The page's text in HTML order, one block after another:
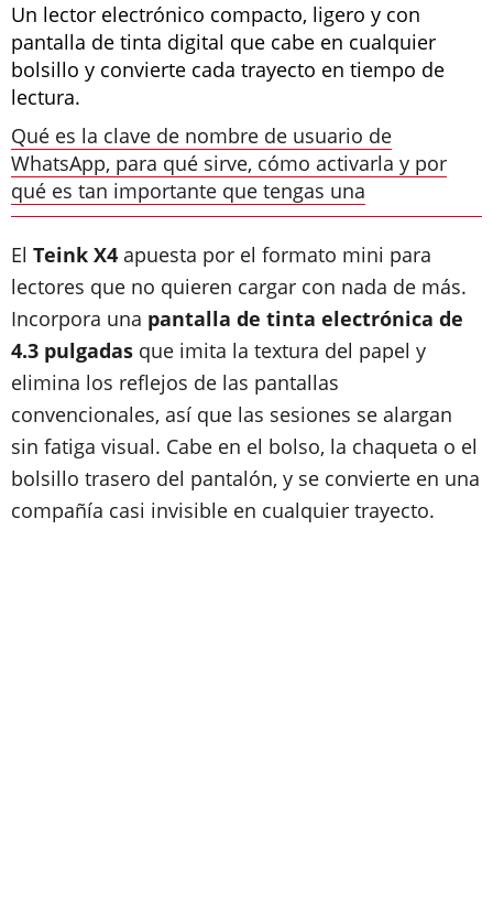
Un lector electrónico compacto, ligero y con
pantalla de tinta digital que cabe en cualquier
bolsillo y convierte cada trayecto en tiempo de
lectura.
Qué es la clave de nombre de usuario de
WhatsApp, para qué sirve, cómo activarla y por
qué es tan importante que tengas una
El Teink X4 apuesta por el formato mini para
lectores que no quieren cargar con nada de más.
Incorpora una pantalla de tinta electrónica de
4.3 pulgadas que imita la textura del papel y
elimina los reflejos de las pantallas
convencionales, así que las sesiones se alargan
sin fatiga visual. Cabe en el bolso, la chaqueta o el
bolsillo trasero del pantalón, y se convierte en una
compañía casi invisible en cualquier trayecto.